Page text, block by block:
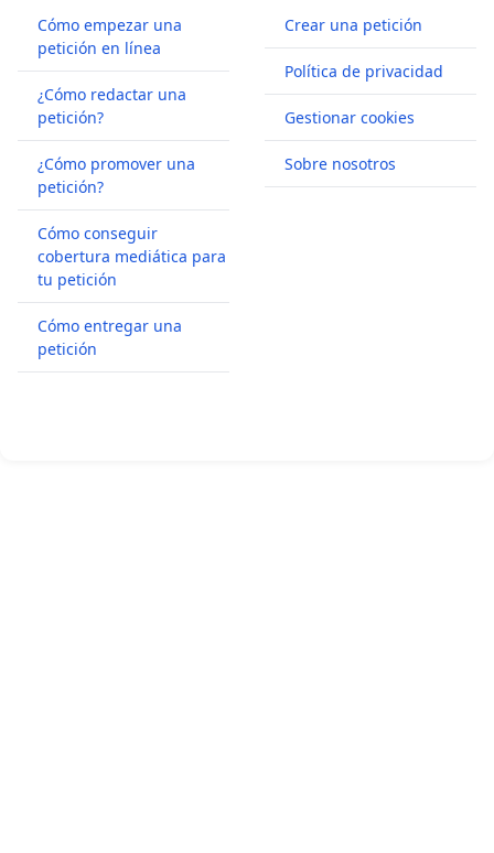
Cómo empezar una
petición en línea
¿Cómo redactar una
petición?
¿Cómo promover una
petición?
Cómo conseguir
cobertura mediática para
tu petición
Cómo entregar una
petición
Crear una petición
Política de privacidad
Gestionar cookies
Sobre nosotros